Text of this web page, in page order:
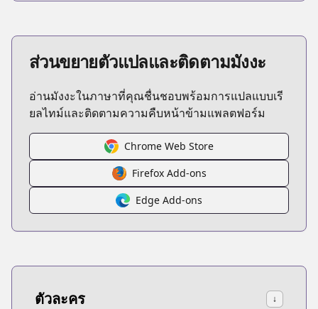
ส่วนขยายตัวแปลและติดตามมังงะ
อ่านมังงะในภาษาที่คุณชื่นชอบพร้อมการแปลแบบเรี
ยลไทม์และติดตามความคืบหน้าข้ามแพลตฟอร์ม
Chrome Web Store
Firefox Add-ons
Edge Add-ons
ตัวละคร ↓